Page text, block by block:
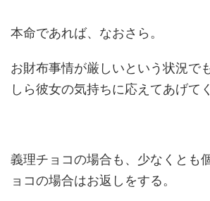
本命であれば、なおさら。
お財布事情が厳しいという状況で
しら彼女の気持ちに応えてあげて
義理チョコの場合も、少なくとも
ョコの場合はお返しをする。